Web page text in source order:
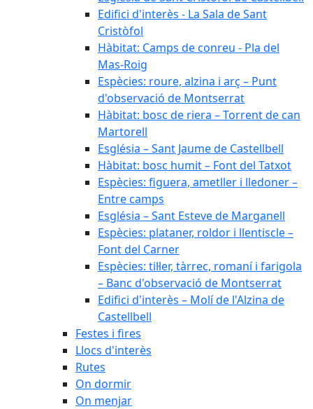
Edifici d'interès - La Sala de Sant
Cristòfol
Hàbitat: Camps de conreu - Pla del
Mas-Roig
Espècies: roure, alzina i arç – Punt
d'observació de Montserrat
Hàbitat: bosc de riera – Torrent de can
Martorell
Església – Sant Jaume de Castellbell
Hàbitat: bosc humit – Font del Tatxot
Espècies: figuera, ametller i lledoner –
Entre camps
Església – Sant Esteve de Marganell
Espècies: plataner, roldor i llentiscle –
Font del Carner
Espècies: til·ler, tàrrec, romaní i farigola
– Banc d'observació de Montserrat
Edifici d'interès – Molí de l'Alzina de
Castellbell
Festes i fires
Llocs d'interès
Rutes
On dormir
On menjar